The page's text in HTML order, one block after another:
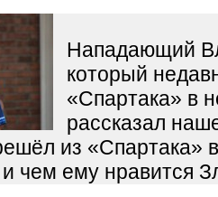
Нападающий
который
«Спартака» в
рассказал
из «Спартака»
чем ему нравится